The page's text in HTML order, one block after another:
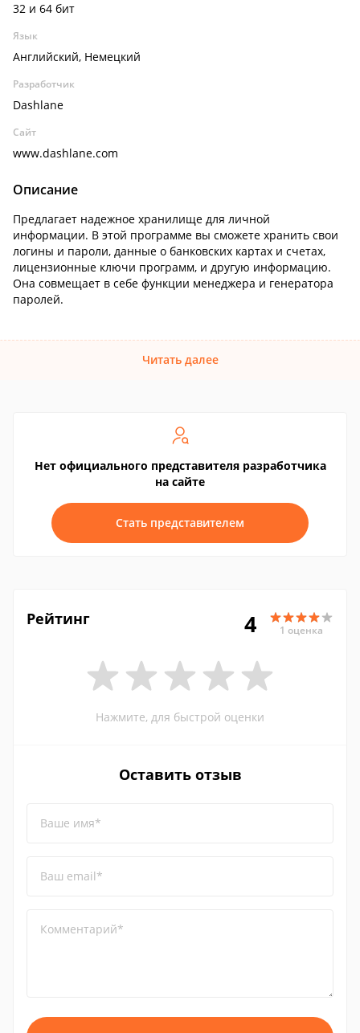
32 и 64 бит
Язык
Английский, Немецкий
Разработчик
Dashlane
Сайт
www.dashlane.com
Описание
Предлагает надежное хранилище для личной
информации. В этой программе вы сможете хранить свои
логины и пароли, данные о банковских картах и счетах,
лицензионные ключи программ, и другую информацию.
Она совмещает в себе функции менеджера и генератора
паролей.
Читать далее
Нет официального представителя разработчика
на сайте
Стать представителем
Рейтинг 4 1 оценка
Нажмите, для быстрой оценки
Оставить отзыв
Ваше имя*
Ваш email*
Комментарий*